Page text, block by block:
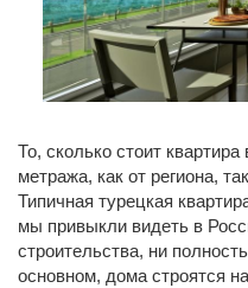
То, сколько стоит
метража, как от региона,
Типичная турецкая
мы привыкли видеть в
строительства, ни
основном, дома строятся